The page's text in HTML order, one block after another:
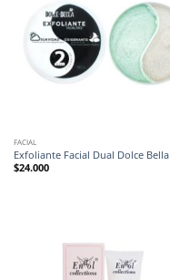
FACIAL
Exfoliante Facial Dual Dolce Bella
$24.000